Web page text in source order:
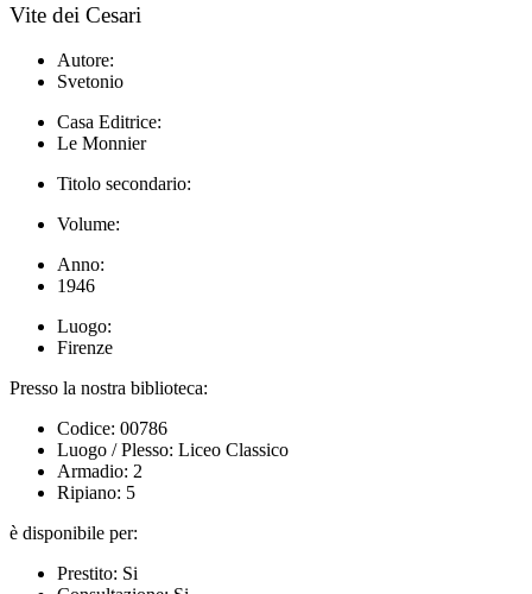
Vite dei Cesari
Autore:
Svetonio
Casa Editrice:
Le Monnier
Titolo secondario:
Volume:
Anno:
1946
Luogo:
Firenze
Presso la nostra biblioteca:
Codice: 00786
Luogo / Plesso: Liceo Classico
Armadio: 2
Ripiano: 5
è disponibile per:
Prestito: Si